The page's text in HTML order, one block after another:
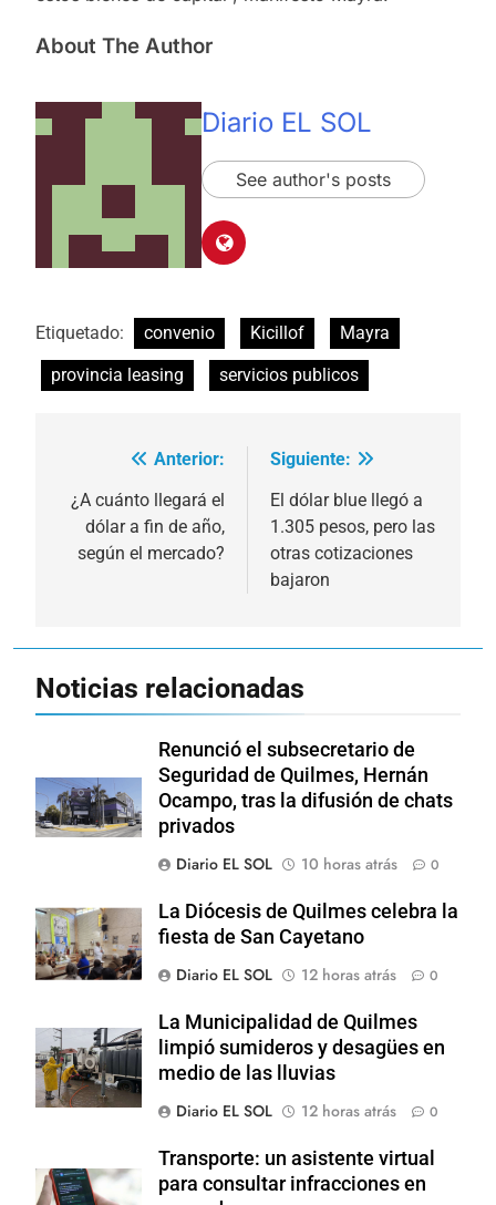
About The Author
Diario EL SOL
See author's posts
Etiquetado: convenio Kicillof
Mayra
provincia leasing
servicios publicos
Navegación
de
entradas
Anterior:
¿A cuánto llegará el
dólar a fin de año,
según el mercado?
Siguiente:
El dólar blue llegó a
1.305 pesos, pero las
otras cotizaciones
bajaron
Noticias relacionadas
Renunció el subsecretario de
Seguridad de Quilmes, Hernán
Ocampo, tras la difusión de chats
privados
Diario EL SOL
10 horas atrás 0
La Diócesis de Quilmes celebra la
fiesta de San Cayetano
Diario EL SOL
12 horas atrás 0
La Municipalidad de Quilmes
limpió sumideros y desagües en
medio de las lluvias
Diario EL SOL
12 horas atrás 0
Transporte: un asistente virtual
para consultar infracciones en